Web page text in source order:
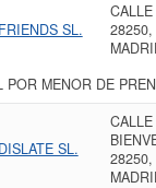
SL.
28250,
POR MENOR DE
SL.
28250,